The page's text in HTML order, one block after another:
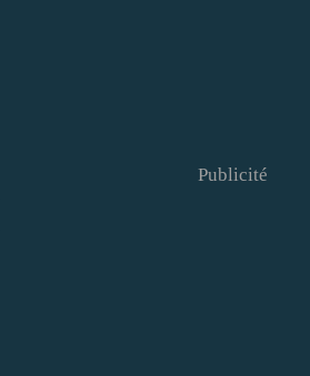
Publicité